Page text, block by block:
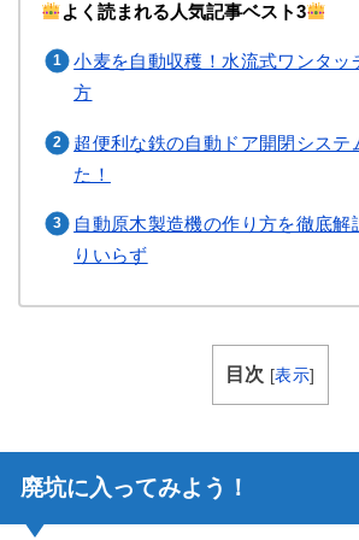
よく読まれる人気記事ベスト3
小麦を自動収穫！水流式ワンタッ
方
超便利な鉄の自動ドア開閉システ
た！
自動原木製造機の作り方を徹底解
りいらず
目次 [表示]
廃坑に入ってみよう！